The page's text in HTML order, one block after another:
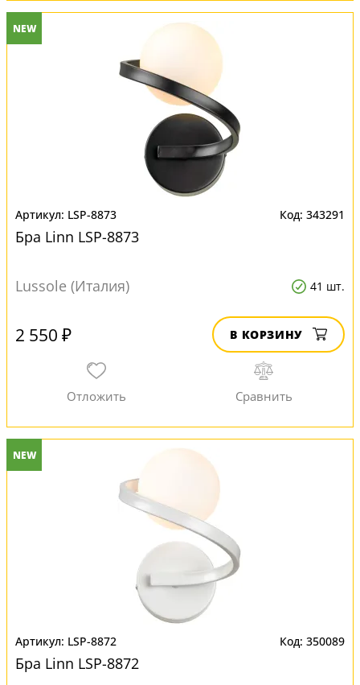
NEW
LSP-8873 343291
Бра Linn LSP-8873
Lussole (Италия) 41 шт.
2 550 ₽ В КОРЗИНУ
NEW
LSP-8872 350089
Бра Linn LSP-8872